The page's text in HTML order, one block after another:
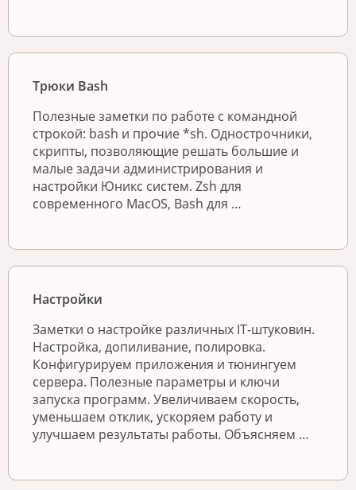
Трюки Bash
Полезные заметки по работе с командной
строкой: bash и прочие *sh. Однострочники,
скрипты, позволяющие решать большие и
малые задачи администрирования и
настройки Юникс систем. Zsh для
современного MacOS, Bash для …
Настройки
Заметки о настройке различных IT-штуковин.
Настройка, допиливание, полировка.
Конфигурируем приложения и тюнингуем
сервера. Полезные параметры и ключи
запуска программ. Увеличиваем скорость,
уменьшаем отклик, ускоряем работу и
улучшаем результаты работы. Объясняем …